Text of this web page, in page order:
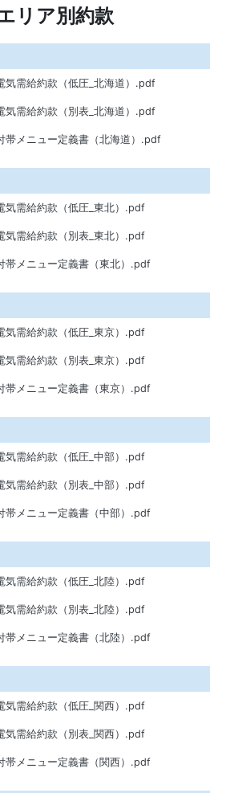
リア別約款
気需給約款（低圧_北海道）.pdf
気需給約款（別表_北海道）.pdf
帯メニュー定義書（北海道）.pdf
気需給約款（低圧_東北）.pdf
気需給約款（別表_東北）.pdf
帯メニュー定義書（東北）.pdf
気需給約款（低圧_東京）.pdf
気需給約款（別表_東京）.pdf
帯メニュー定義書（東京）.pdf
気需給約款（低圧_中部）.pdf
気需給約款（別表_中部）.pdf
帯メニュー定義書（中部）.pdf
気需給約款（低圧_北陸）.pdf
気需給約款（別表_北陸）.pdf
帯メニュー定義書（北陸）.pdf
気需給約款（低圧_関西）.pdf
気需給約款（別表_関西）.pdf
帯メニュー定義書（関西）.pdf